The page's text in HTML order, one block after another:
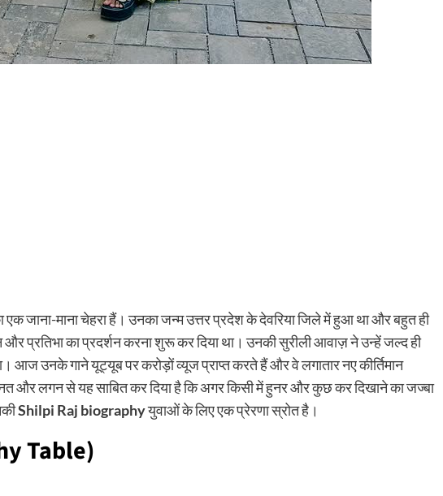
जाना-माना चेहरा हैं। उनका जन्म उत्तर प्रदेश के देवरिया जिले में हुआ था और बहुत ही
प्रतिभा का प्रदर्शन करना शुरू कर दिया था। उनकी सुरीली आवाज़ ने उन्हें जल्द ही
आज उनके गाने यूट्यूब पर करोड़ों व्यूज प्राप्त करते हैं और वे लगातार नए कीर्तिमान
और लगन से यह साबित कर दिया है कि अगर किसी में हुनर और कुछ कर दिखाने का जज्बा
Shilpi Raj biographyयुवाओं के लिए एक प्रेरणा स्रोत है।
Table)